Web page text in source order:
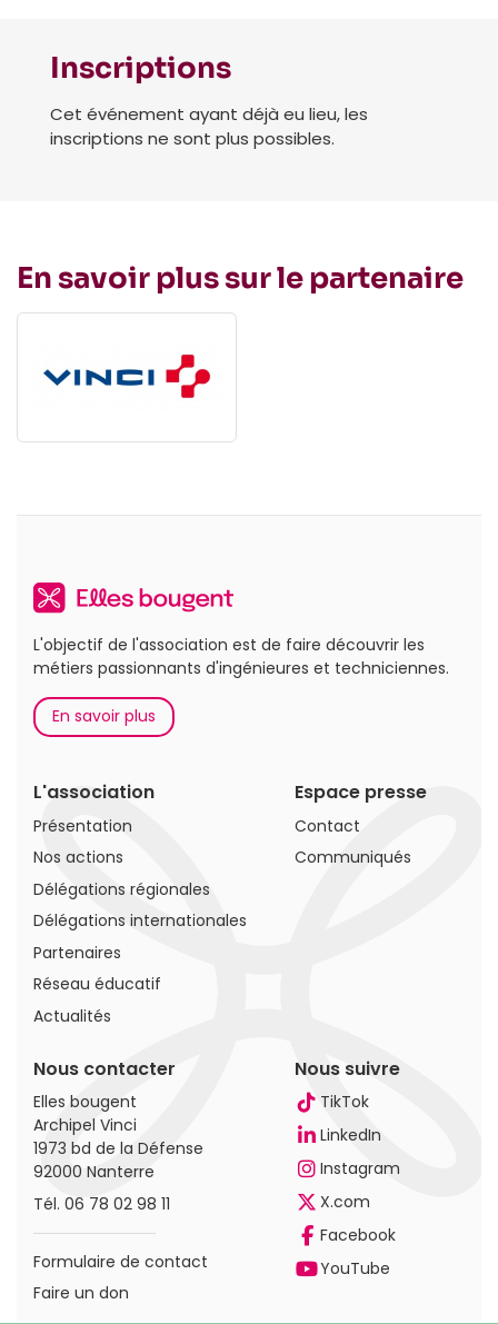
Inscriptions
Cet événement ayant déjà eu lieu, les
inscriptions ne sont plus possibles.
En savoir plus sur le partenaire
L'objectif de l'association est de faire découvrir les
métiers passionnants d'ingénieures et techniciennes.
En savoir plus
L'association
Présentation
Nos actions
Délégations régionales
Délégations internationales
Partenaires
Réseau éducatif
Actualités
Espace presse
Contact
Communiqués
Nous contacter
Elles bougent
Archipel Vinci
1973 bd de la Défense
92000 Nanterre
Tél. 06 78 02 98 11
Formulaire de contact
Faire un don
Nous suivre
TikTok
LinkedIn
Instagram
X.com
Facebook
YouTube